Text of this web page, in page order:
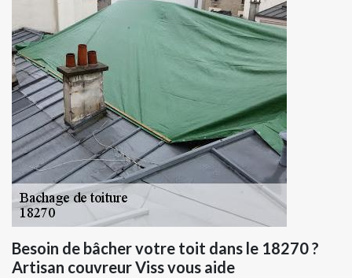
Besoin de bâcher votre toit dans le 18270 ?
Artisan couvreur Viss vous aide